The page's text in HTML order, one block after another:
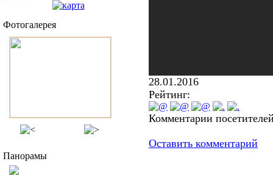
Фотогалерея
Панорамы
28.01.2016
Рейтинг:
Комментарии
Оставить комментарий